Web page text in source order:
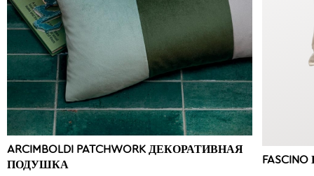
ARCIMBOLDI PATCHWORK ДЕКОРАТИВНАЯ
ПОДУШКА